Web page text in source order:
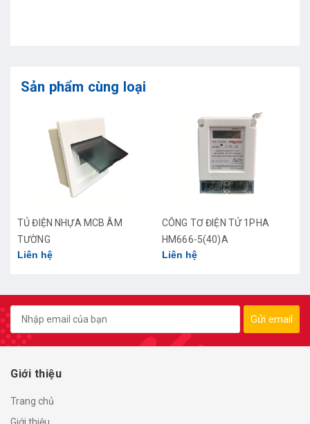
Sản phẩm cùng loại
CÔNG TƠ ĐIỆN TỬ 1PHA
HM666-5(40)A
Liên hệ
CÔNG TƠ ĐIỆN TỬ 3 PHA
HỒNG MINH HM6669M-
10(100)A
Liên hệ
Gửi email
Giới thiệu
Trang chủ